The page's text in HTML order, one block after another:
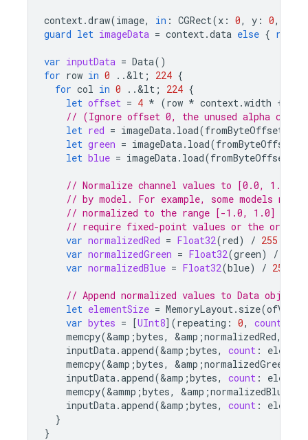
context.draw(image, in : CGRect(x : 0, y : 0,
guard let imageData = context.data else { return
var inputData = Data()
for row in 0 ..&lt ; 224 {
for col in 0 ..&lt ; 224 {
let offset = 4 * (row * context.width +
// (Ignore offset 0, the unused alpha
let red = imageData. load(fromByteOffset
let green = imageData. load(fromByteOffset
let blue = imageData. load(fromByteOffset
// Normalize channel values to [0.0, 1.0].
// by model. For example, some models
// normalized to the range [-1.0, 1.0]
// require fixed-point values or the
var normalizedRed = Float32(red) / 255.0
var normalizedGreen = Float32(green) /
var normalizedBlue = Float32(blue) / 255.0
// Append normalized values to Data object
let elementSize = MemoryLayout. size(ofValue
var bytes = [UInt8](repeating : 0, count
memcpy(&amp ;bytes, &amp ;normalizedRed,
inputData.append(&amp ;bytes, count :
memcpy(&amp ;bytes, &amp ;normalizedGreen
inputData.append(&amp ;bytes, count :
memcpy(&ammp ;bytes, &amp ;normalizedBlue
inputData.append(&amp ;bytes, count :
}
}